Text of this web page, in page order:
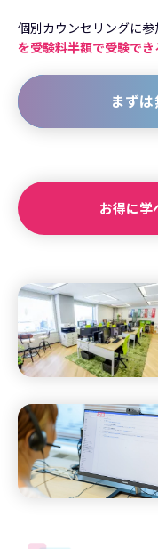
個別カウンセリングに参
を受験料半額で受験で
まず
お得に学